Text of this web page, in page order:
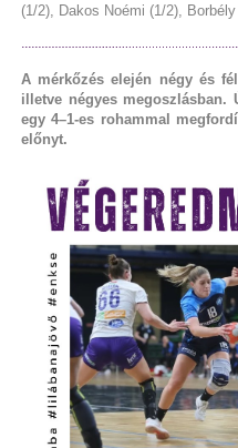
(1/2), Dakos Noémi (1/2), Borbély
A mérkőzés elején négy és
illetve négyes megoszlásban.
egy 4–1-es rohammal
előnyt.